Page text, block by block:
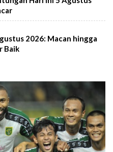
2026: Macan hingga
Baik